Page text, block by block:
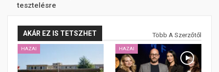
tesztelésre
AKÁR EZ IS TETSZHET Több A Szerzőtől
HAZAI HAZAI